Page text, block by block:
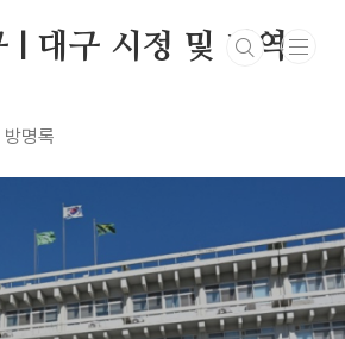
| 대구 시정 및 지역
방명록